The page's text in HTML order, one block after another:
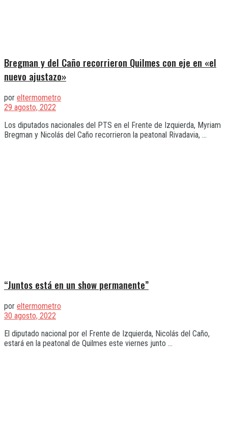
Bregman y del Caño recorrieron Quilmes con eje en «el
nuevo ajustazo»
por eltermometro
29 agosto, 2022
Los diputados nacionales del PTS en el Frente de Izquierda, Myriam
Bregman y Nicolás del Caño recorrieron la peatonal Rivadavia, ...
“Juntos está en un show permanente”
por eltermometro
30 agosto, 2022
El diputado nacional por el Frente de Izquierda, Nicolás del Caño,
estará en la peatonal de Quilmes este viernes junto ...